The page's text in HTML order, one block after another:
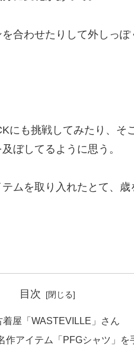
合わせたりして外しっ
にも挑戦してみたり、そ
ぼしてるように思う。
ムを取り入れたとて、
目次
屋「WASTEVILLE」さん
作アイテム「PFGシャツ」を